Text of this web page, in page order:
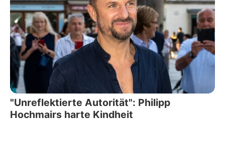
"Unreflektierte Autorität": Philipp
Hochmairs harte Kindheit